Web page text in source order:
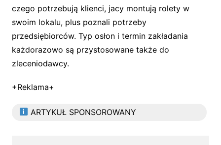
czego potrzebują klienci, jacy montują rolety w
swoim lokalu, plus poznali potrzeby
przedsiębiorców. Typ osłon i termin zakładania
każdorazowo są przystosowane także do
zleceniodawcy.
+Reklama+
ARTYKUŁ SPONSOROWANY